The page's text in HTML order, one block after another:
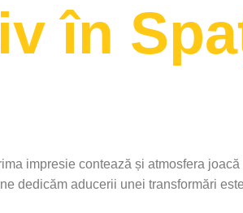
în
impresie contează și atmosfera
dedicăm aducerii unei transformări